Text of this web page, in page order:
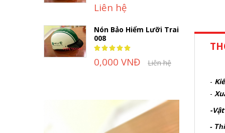
-
-
-
-
Liên hệ
Nón Bảo Hiểm Lưỡi Trai
008
Rating:
100%
0,000 VNĐ Liên hệ